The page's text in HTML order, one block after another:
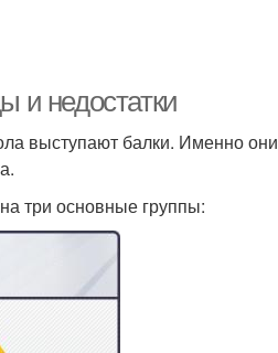
и недостатки
выступают балки. Именно они
три основные группы: